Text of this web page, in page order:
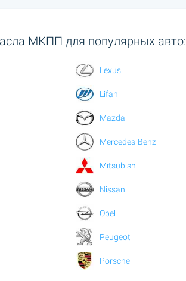
МКПП для популярных авто:
Lexus
Lifan
Mazda
Mercedes-Benz
Mitsubishi
Nissan
Opel
Peugeot
Porsche